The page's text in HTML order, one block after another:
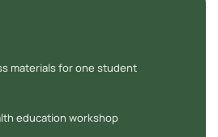
materials for one student
education workshop